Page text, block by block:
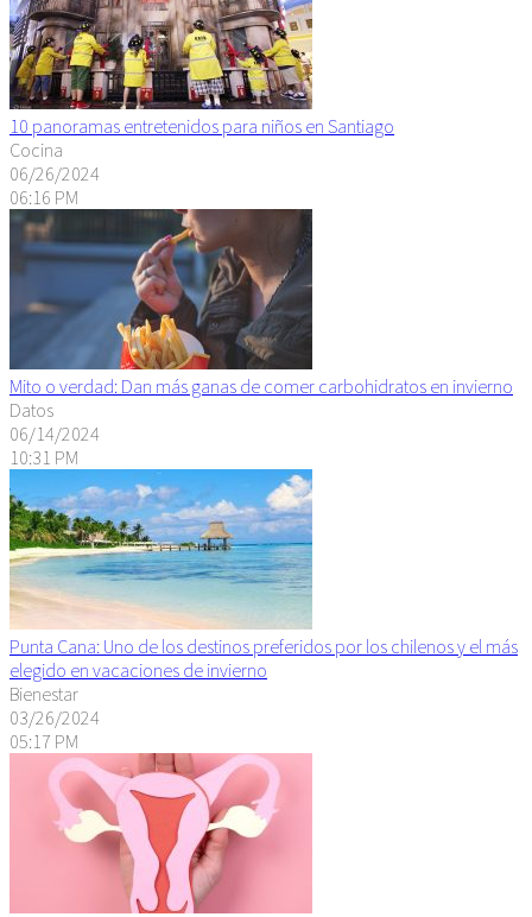
10 panoramas entretenidos para niños en Santiago
Cocina
06/26/2024
06:16 PM
Mito o verdad: Dan más ganas de comer carbohidratos en invierno
Datos
06/14/2024
10:31 PM
Punta Cana: Uno de los destinos preferidos por los chilenos y el más
elegido en vacaciones de invierno
Bienestar
03/26/2024
05:17 PM